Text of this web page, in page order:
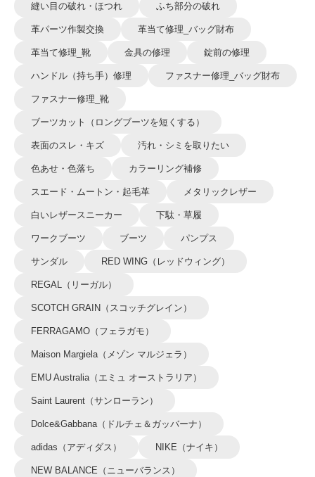
縫い目の破れ・ほつれ ふち部分の破れ
革パーツ作製交換 革当て修理_バッグ財布
革当て修理_靴 金具の修理 錠前の修理
ハンドル（持ち手）修理 ファスナー修理_バッグ財布
ファスナー修理_靴
ブーツカット（ロングブーツを短くする）
表面のスレ・キズ 汚れ・シミを取りたい
色あせ・色落ち カラーリング補修
スエード・ムートン・起毛革 メタリックレザー
白いレザースニーカー 下駄・草履
ワークブーツ ブーツ パンプス
サンダル RED WING（レッドウィング）
REGAL（リーガル）
SCOTCH GRAIN（スコッチグレイン）
FERRAGAMO（フェラガモ）
Maison Margiela（メゾン マルジェラ）
EMU Australia（エミュ オーストラリア）
Saint Laurent（サンローラン）
Dolce&Gabbana（ドルチェ＆ガッバーナ）
adidas（アディダス） NIKE（ナイキ）
NEW BALANCE（ニューバランス）